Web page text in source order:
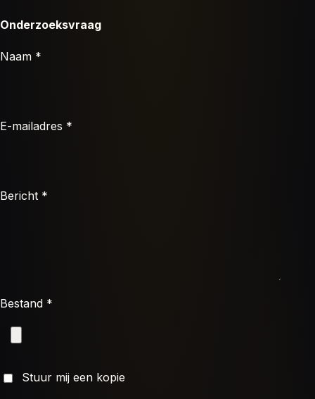
Onderzoeksvraag
Naam *
E-mailadres *
Bericht *
Bestand *
Stuur mij een kopie